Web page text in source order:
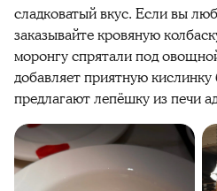
сладковатый вкус. Если вы
заказывайте кровяную
моронгу спрятали под
добавляет приятную
предлагают лепёшку из печи